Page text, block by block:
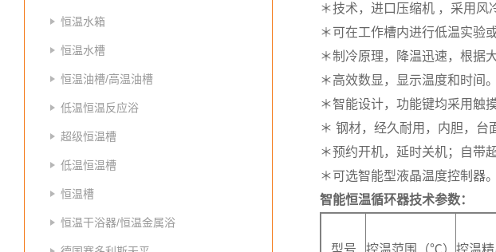
恒温水箱
恒温水槽
恒温油槽/高温油槽
低温恒温反应浴
超级恒温槽
低温恒温槽
恒温槽
恒温干浴器/恒温金属浴
＊技术，进口压缩机 ，采用风
＊可在工作槽内进行低温实验
＊制冷原理，降温迅速，根据
＊高效数显，显示温度和时间。
＊智能设计，功能键均采用触
＊ 钢材，经久耐用，内胆，台
＊预约开机，延时关机；自带
＊可选智能型液晶温度控制器。
智能恒温循环器技术参数：
型号 控温范围（℃） 控温